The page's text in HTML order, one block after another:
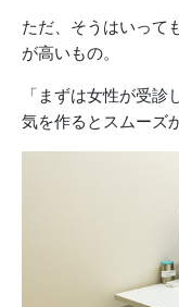
ただ、そうはいって
が高いもの。
「まずは女性が受
気を作るとスムーズ